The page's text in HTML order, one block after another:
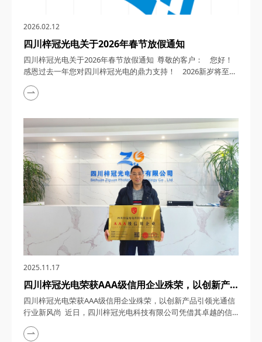
2026.02.12
四川梓冠光电关于2026年春节放假通知
四川梓冠光电关于2026年春节放假通知 尊敬的客户： 您好！
感恩过去一年您对四川梓冠光电的鼎力支持！ 2026新岁将至，
四川梓冠光电全体同仁愿您事业如龙腾跃，生活似锦添花，阖家
欢愉，顺遂无忧，新岁尽享美好！新的一年，我司将以更坚定的
产品！ ...
2025.11.17
四川梓冠光电荣获AAA级信用企业殊荣，以创新产
品引领光通信行业新风尚
四川梓冠光电荣获AAA级信用企业殊荣，以创新产品引领光通信
行业新风尚 近日，四川梓冠光电科技有限公司凭借其卓越的信
用记录、强大的研发实力以及优质的产品服务，荣获AAA级信用
企业称号。这一荣誉不仅是对梓冠光电长期以来坚持诚信经营、